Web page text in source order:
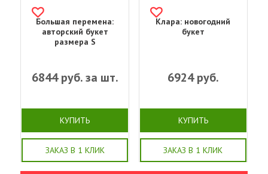
Большая перемена:
авторский букет
размера S
6844руб. за шт.
КУПИТЬ
ЗАКАЗ В 1 КЛИК
Клара: новогодний
букет
6924руб.
КУПИТЬ
ЗАКАЗ В 1 КЛИК